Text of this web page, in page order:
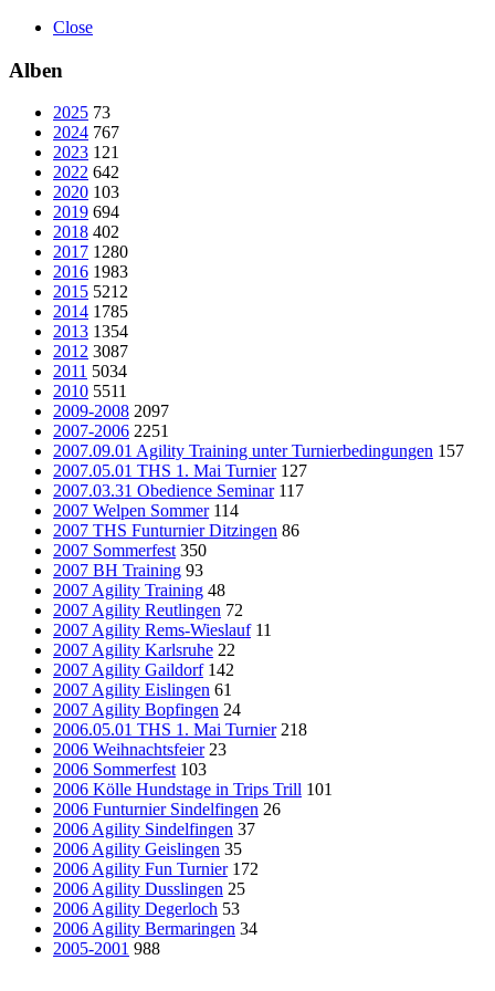
Close
Alben
2025 73
2024 767
2023 121
2022 642
2020 103
2019 694
2018 402
2017 1280
2016 1983
2015 5212
2014 1785
2013 1354
2012 3087
2011 5034
2010 5511
2009-2008 2097
2007-2006 2251
2007.09.01 Agility Training unter Turnierbedingungen 157
2007.05.01 THS 1. Mai Turnier 127
2007.03.31 Obedience Seminar 117
2007 Welpen Sommer 114
2007 THS Funturnier Ditzingen 86
2007 Sommerfest 350
2007 BH Training 93
2007 Agility Training 48
2007 Agility Reutlingen 72
2007 Agility Rems-Wieslauf 11
2007 Agility Karlsruhe 22
2007 Agility Gaildorf 142
2007 Agility Eislingen 61
2007 Agility Bopfingen 24
2006.05.01 THS 1. Mai Turnier 218
2006 Weihnachtsfeier 23
2006 Sommerfest 103
2006 Kölle Hundstage in Trips Trill 101
2006 Funturnier Sindelfingen 26
2006 Agility Sindelfingen 37
2006 Agility Geislingen 35
2006 Agility Fun Turnier 172
2006 Agility Dusslingen 25
2006 Agility Degerloch 53
2006 Agility Bermaringen 34
2005-2001 988